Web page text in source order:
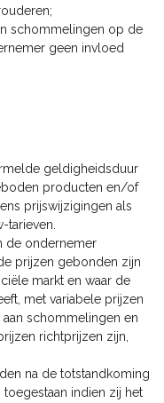
schommelingen op de
geen invloed
geldigheidsduur
producten en/of
prijswijzigingen als
tarieven.
de ondernemer
prijzen gebonden zijn
markt en waar de
met variabele prijzen
schommelingen en
richtprijzen zijn,
na de totstandkoming
indien zij het